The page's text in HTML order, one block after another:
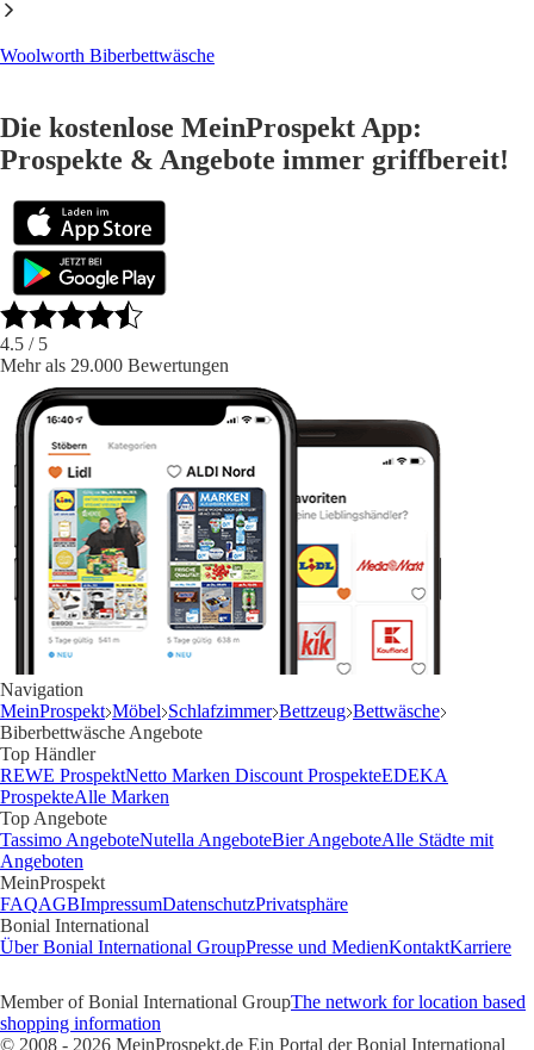
Woolworth Biberbettwäsche
Die kostenlose MeinProspekt App:
Prospekte & Angebote immer griffbereit!
4.5 / 5
Mehr als 29.000 Bewertungen
Navigation
MeinProspekt Möbel Schlafzimmer Bettzeug Bettwäsche
Biberbettwäsche Angebote
Top Händler
REWE ProspektNetto Marken Discount ProspekteEDEKA
ProspekteAlle Marken
Top Angebote
Tassimo AngeboteNutella AngeboteBier AngeboteAlle Städte mit
Angeboten
MeinProspekt
FAQAGBImpressumDatenschutzPrivatsphäre
Bonial International
Über Bonial International GroupPresse und MedienKontaktKarriere
Member of Bonial International GroupThe network for location based
shopping information
© 2008 - 2026 MeinProspekt.de Ein Portal der Bonial International